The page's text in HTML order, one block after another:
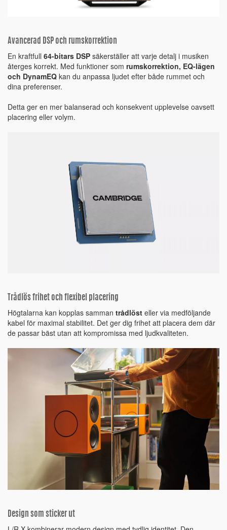
Avancerad DSP och rumskorrektion
En kraftfull 64-bitars DSP säkerställer att varje detalj i musiken
återges korrekt. Med funktioner som rumskorrektion, EQ-lägen
och DynamEQ kan du anpassa ljudet efter både rummet och
dina preferenser.
Detta ger en mer balanserad och konsekvent upplevelse oavsett
placering eller volym.
Trådlös frihet och flexibel placering
Högtalarna kan kopplas samman trådlöst eller via medföljande
kabel för maximal stabilitet. Det ger dig frihet att placera dem där
de passar bäst utan att kompromissa med ljudkvaliteten.
Design som sticker ut